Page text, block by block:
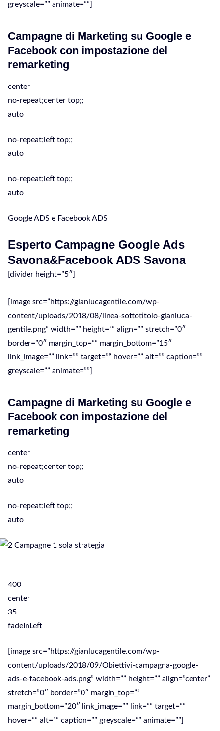
greyscale=”” animate=””]
Campagne di Marketing su Google e
Facebook con impostazione del
remarketing
center
no-repeat;center top;;
auto
no-repeat;left top;;
auto
no-repeat;left top;;
auto
Google ADS e Facebook ADS
Esperto Campagne Google Ads
Savona&Facebook ADS Savona
[divider height=”5″]
[image src=”https://gianlucagentile.com/wp-
content/uploads/2018/08/linea-sottotitolo-gianluca-
gentile.png” width=”” height=”” align=”” stretch=”0″
border=”0″ margin_top=”” margin_bottom=”15″
link_image=”” link=”” target=”” hover=”” alt=”” caption=””
greyscale=”” animate=””]
Campagne di Marketing su Google e
Facebook con impostazione del
remarketing
center
no-repeat;center top;;
auto
no-repeat;left top;;
auto
400
center
35
fadeInLeft
[image src=”https://gianlucagentile.com/wp-
content/uploads/2018/09/Obiettivi-campagna-google-
ads-e-facebook-ads.png” width=”” height=”” align=”center”
stretch=”0″ border=”0″ margin_top=””
margin_bottom=”20″ link_image=”” link=”” target=””
hover=”” alt=”” caption=”” greyscale=”” animate=””]